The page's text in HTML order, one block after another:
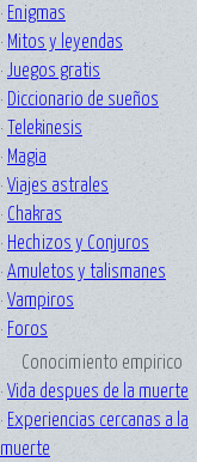
· Enigmas
· Mitos y leyendas
· Juegos gratis
· Diccionario de sueños
·
Telekinesis
· Magia
· Viajes astrales
· Chakras
· Hechizos y Conjuros
· Amuletos y talismanes
· Vampiros
· Foros
Conocimiento empirico
· Vida despues de la muerte
· Experiencias cercanas a la
muerte